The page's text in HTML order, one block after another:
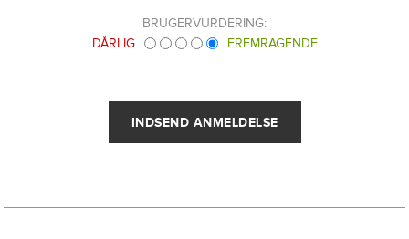
BRUGERVURDERING:
DÅRLIG
FREMRAGENDE